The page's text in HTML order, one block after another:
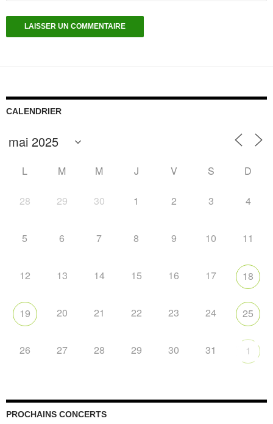
CALENDRIER
L M M J V S D
28 29 30 1 2 3 4
5 6 7 8 9 10 11
12 13 14 15 16 17 18
19 20 21 22 23 24 25
26 27 28 29 30 31 1
PROCHAINS CONCERTS